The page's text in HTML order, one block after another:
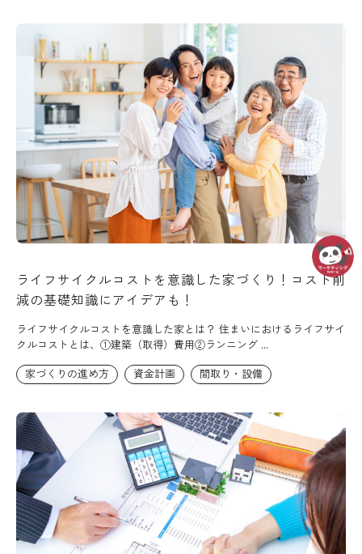
ライフサイクルコストを意識した家づくり！コスト削
減の基礎知識にアイデアも！
ライフサイクルコストを意識した家とは？ 住まいにおけるライフサイ
クルコストとは、①建築（取得）費用②ランニング ...
家づくりの進め方
資金計画 間取り・設備